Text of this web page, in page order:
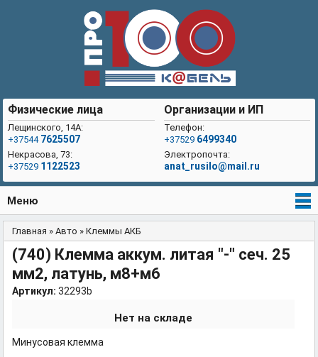
Физические лица
Лещинского, 14А:
+37544 7625507
Некрасова, 73:
+37529 1122523
Организации и ИП
Телефон:
+37529 6499340
Электропочта:
anat_rusilo@mail.ru
Меню
Вы здесь
Главная » Авто » Клеммы АКБ
(740) Клемма аккум. литая "-" сеч. 25
мм2, латунь, м8+м6
Артикул: 32293b
Нет на складе
Минусовая клемма